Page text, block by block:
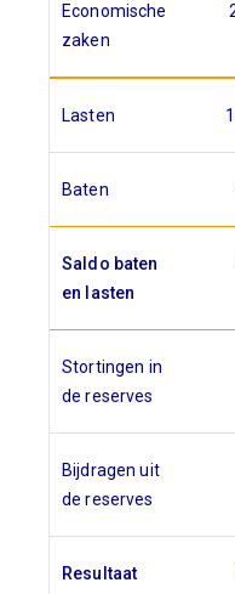
Economische
zaken
Lasten
Baten
Saldo baten
en lasten
Stortingen in
de reserves
Bijdragen uit
de reserves
Resultaat